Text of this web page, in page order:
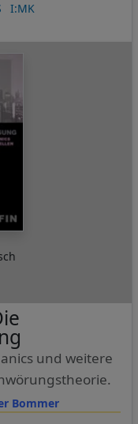
I:MK
Bommer
und weitere